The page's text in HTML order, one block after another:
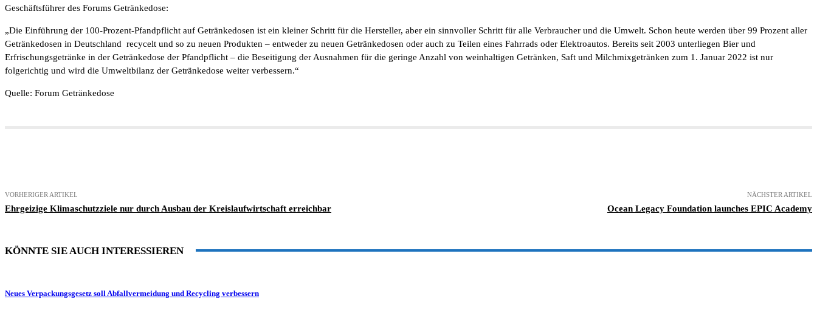
Geschäftsführer des Forums Getränkedose:
„Die Einführung der 100-Prozent-Pfandpflicht auf Getränkedosen ist ein kleiner Schritt für die Hersteller, aber ein sinnvoller Schritt für alle Verbraucher und die Umwelt. Schon heute werden über 99 Prozent aller
Getränkedosen in Deutschland recycelt und so zu neuen Produkten – entweder zu neuen Getränkedosen oder auch zu Teilen eines Fahrrads oder Elektroautos. Bereits seit 2003 unterliegen Bier und
Erfrischungsgetränke in der Getränkedose der Pfandpflicht – die Beseitigung der Ausnahmen für die geringe Anzahl von weinhaltigen Getränken, Saft und Milchmixgetränken zum 1. Januar 2022 ist nur
folgerichtig und wird die Umweltbilanz der Getränkedose weiter verbessern.“
Quelle: Forum Getränkedose
VORHERIGER ARTIKEL
Ehrgeizige Klimaschutzziele nur durch Ausbau der Kreislaufwirtschaft erreichbar
NÄCHSTER ARTIKEL
Ocean Legacy Foundation launches EPIC Academy
KÖNNTE SIE AUCH INTERESSIEREN
Neues Verpackungsgesetz soll Abfallvermeidung und Recycling verbessern